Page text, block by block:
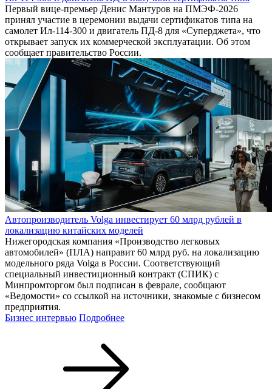
Первый вице-премьер Денис Мантуров на ПМЭФ-2026
принял участие в церемонии выдачи сертификатов типа на
самолет Ил-114-300 и двигатель ПД-8 для «Суперджета», что
открывает запуск их коммерческой эксплуатации. Об этом
сообщает правительство России.
Автопроизводитель Volga инвестирует 60 млрд рублей в
локализацию китайских моделей
Нижегородская компания «Производство легковых
автомобилей» (ПЛА) направит 60 млрд руб. на локализацию
модельного ряда Volga в России. Соответствующий
специальный инвестиционный контракт (СПИК) с
Минпромторгом был подписан в феврале, сообщают
«Ведомости» со ссылкой на источники, знакомые с бизнесом
предприятия.
Бизнес интервью Подробнее